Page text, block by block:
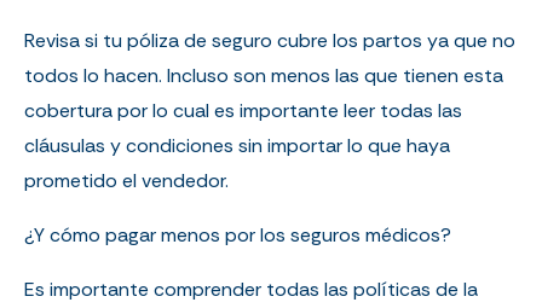
Revisa si tu póliza de seguro cubre los partos ya que no
todos lo hacen. Incluso son menos las que tienen esta
cobertura por lo cual es importante leer todas las
cláusulas y condiciones sin importar lo que haya
prometido el vendedor.
¿Y cómo pagar menos por los seguros médicos?
Es importante comprender todas las políticas de la